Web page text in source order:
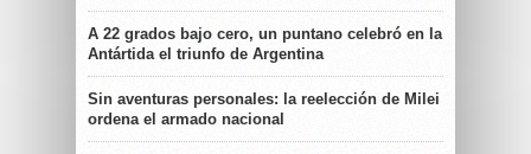
A 22 grados bajo cero, un puntano celebró en la
Antártida el triunfo de Argentina
Sin aventuras personales: la reelección de Milei
ordena el armado nacional